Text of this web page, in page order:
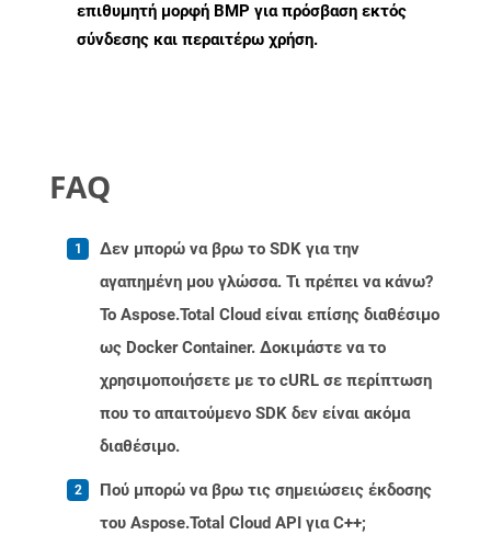
επιθυμητή μορφή BMP για πρόσβαση εκτός
σύνδεσης και περαιτέρω χρήση.
FAQ
Δεν μπορώ να βρω το SDK για την
αγαπημένη μου γλώσσα. Τι πρέπει να κάνω?
Το Aspose.Total Cloud είναι επίσης διαθέσιμο
ως Docker Container. Δοκιμάστε να το
χρησιμοποιήσετε με το cURL σε περίπτωση
που το απαιτούμενο SDK δεν είναι ακόμα
διαθέσιμο.
Πού μπορώ να βρω τις σημειώσεις έκδοσης
του Aspose.Total Cloud API για C++;